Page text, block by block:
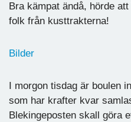
Bra kämpat ändå, hörde
folk från kusttrakterna!
Bilder
I morgon tisdag är boulen
som har krafter kvar
Blekingeposten skall göra